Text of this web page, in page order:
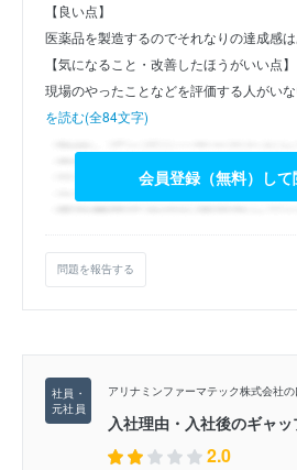
【良い点】
医薬品を製造するのでそれなりの達成感は
【気になること・改善したほうがいい点】
現場のやったことなどを評価する人がい
を読む(全84文字)
会員登録（無料）して
問題を報告する
アリナミンファーマテック株式会社
入社理由・入社後のギャッ
2.0